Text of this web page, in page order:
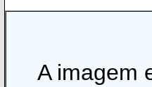
A imagem